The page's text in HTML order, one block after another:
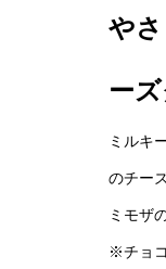
や
ー
ミルキ
のチー
ミモザ
※チョ